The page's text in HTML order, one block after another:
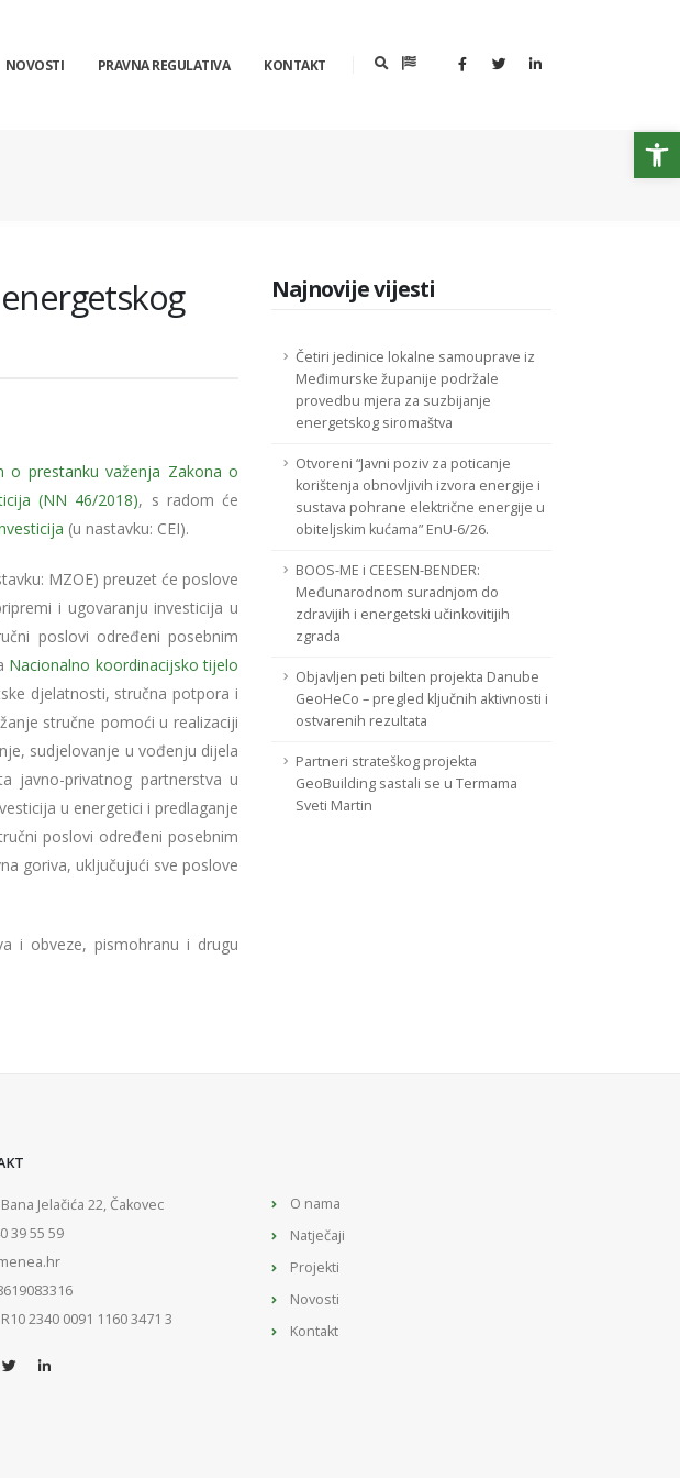
NOVOSTI PRAVNA REGULATIVA KONTAKT
o prestanku važenja Zakona o
(NN 46/2018), s radom će
(u nastavku: CEI).
MZOE) preuzet će poslove
i ugovaranju investicija u
poslovi određeni posebnim
Nacionalno koordinacijsko tijelo
djelatnosti, stručna potpora i
stručne pomoći u realizaciji
sudjelovanje u vođenju dijela
javno-privatnog partnerstva u
u energetici i predlaganje
poslovi određeni posebnim
goriva, uključujući sve poslove
i obveze, pismohranu i drugu
Najnovije vijesti
Četiri jedinice lokalne samouprave iz
Međimurske županije podržale
provedbu mjera za suzbijanje
energetskog siromaštva
Otvoreni “Javni poziv za poticanje
korištenja obnovljivih izvora energije i
sustava pohrane električne energije u
obiteljskim kućama” EnU-6/26.
BOOS-ME i CEESEN-BENDER:
Međunarodnom suradnjom do
zdravijih i energetski učinkovitijih
zgrada
Objavljen peti bilten projekta Danube
GeoHeCo – pregled ključnih aktivnosti i
ostvarenih rezultata
Partneri strateškog projekta
GeoBuilding sastali se u Termama
Sveti Martin
Jelačića 22, Čakovec
39 55 59
2340 0091 1160 3471 3
O nama
Natječaji
Projekti
Novosti
Kontakt